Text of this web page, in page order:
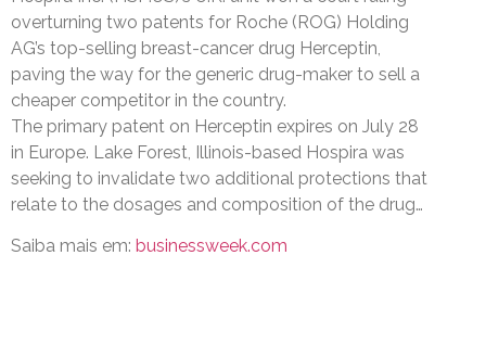
overturning two patents for Roche (ROG) Holding
AG’s top-selling breast-cancer drug Herceptin,
paving the way for the generic drug-maker to sell a
cheaper competitor in the country.
The primary patent on Herceptin expires on July 28
in Europe. Lake Forest, Illinois-based Hospira was
seeking to invalidate two additional protections that
relate to the dosages and composition of the drug…
Saiba mais em: businessweek.com